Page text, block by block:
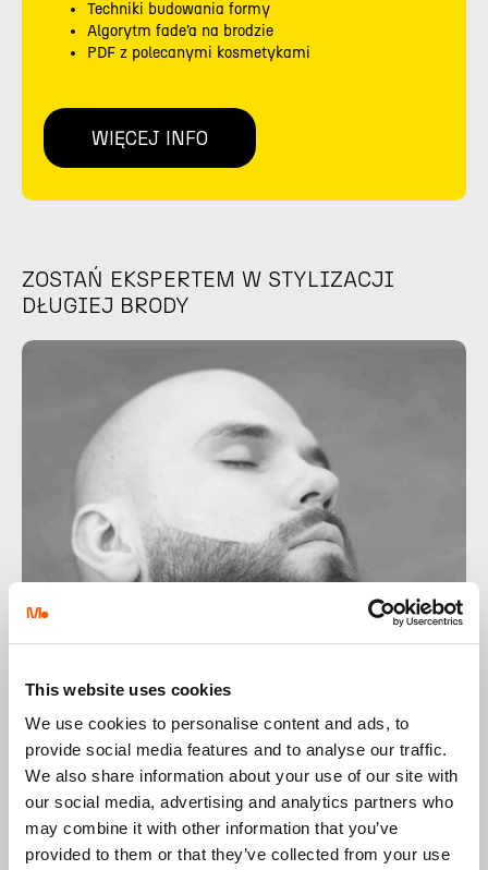
This website uses cookies
We use cookies to personalise content and ads, to
provide social media features and to analyse our traffic.
We also share information about your use of our site with
our social media, advertising and analytics partners who
may combine it with other information that you’ve
provided to them or that they’ve collected from your use
Techniki budowania formy
Algorytm fade’a na brodzie
PDF z polecanymi kosmetykami
WIĘCEJ INFO
ZOSTAŃ EKSPERTEM W STYLIZACJI
DŁUGIEJ BRODY
STRZYŻENIE DŁUGIEJ
BRODY